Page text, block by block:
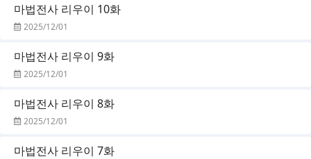
마법전사 리우이 10화
2025/12/01
마법전사 리우이 9화
2025/12/01
마법전사 리우이 8화
2025/12/01
마법전사 리우이 7화